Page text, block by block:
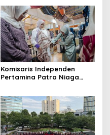
Komisaris Independen
Pertamina Patra Niaga
Sentuhan Kemanusiaan dan
Keberlanjutan